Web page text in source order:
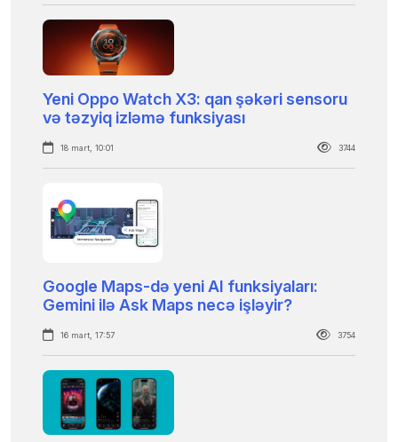
Yeni Oppo Watch X3: qan şəkəri sensoru
və təzyiq izləmə funksiyası
18 mart, 10:01 3744
Google Maps-də yeni AI funksiyaları:
Gemini ilə Ask Maps necə işləyir?
16 mart, 17:57 3754